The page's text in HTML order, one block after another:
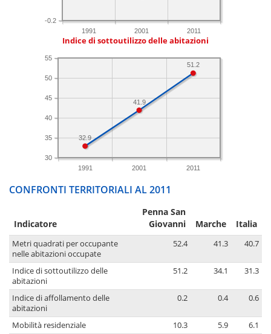
1991 2001 2011
-0.2
Indice di sottoutilizzo delle abitazioni
1991 2001 2011
30
35
40
45
50
55
51.2
41.9
32.9
CONFRONTI TERRITORIALI AL 2011
Indicatore
Penna San
Giovanni
Marche Italia
Metri quadrati per occupante
nelle abitazioni occupate
52.4 41.3 40.7
Indice di sottoutilizzo delle
abitazioni
51.2 34.1 31.3
Indice di affollamento delle
abitazioni
0.2 0.4 0.6
Mobilità residenziale 10.3 5.9 6.1